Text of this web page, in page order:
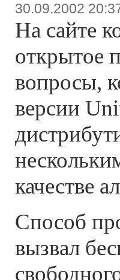
30.09.2002
На сайте
открытое
вопросы,
версии
качестве
Способ
вызвал